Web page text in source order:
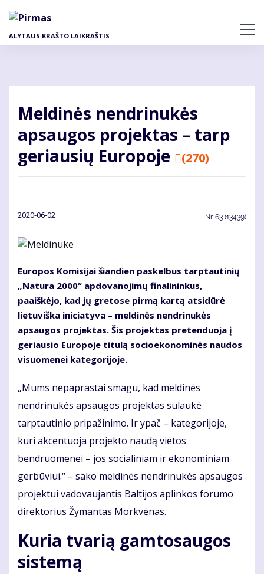
pagrindinį
ALYTAUS KRAŠTO LAIKRAŠTIS
Meldinės nendrinukės
apsaugos projektas – tarp
geriausių Europoje
(270)
2020-06-02 Nr. 63 (13439)
Europos Komisijai šiandien paskelbus tarptautinių
„Natura 2000“ apdovanojimų finalininkus,
paaiškėjo, kad jų gretose pirmą kartą atsidūrė
lietuviška iniciatyva – meldinės nendrinukės
apsaugos projektas. Šis projektas pretenduoja į
geriausio Europoje titulą socioekonominės naudos
visuomenei kategorijoje.
„Mums nepaprastai smagu, kad meldinės
nendrinukės apsaugos projektas sulaukė
tarptautinio pripažinimo. Ir ypač – kategorijoje,
kuri akcentuoja projekto naudą vietos
bendruomenei – jos socialiniam ir ekonominiam
gerbūviui.“ – sako meldinės nendrinukės apsaugos
projektui vadovaujantis Baltijos aplinkos forumo
direktorius Žymantas Morkvėnas.
Kuria tvarią gamtosaugos
sistemą